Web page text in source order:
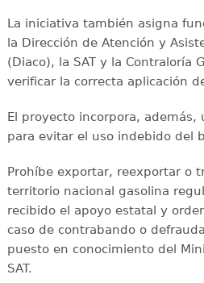
La iniciativa también asigna
la Dirección de Atención y
(Diaco), la SAT y la Contraloría
verificar la correcta aplicación
El proyecto incorpora,
para evitar el uso indebido del
Prohíbe exportar, reexportar o
territorio nacional gasolina
recibido el apoyo estatal y
caso de contrabando o
puesto en conocimiento del
SAT.